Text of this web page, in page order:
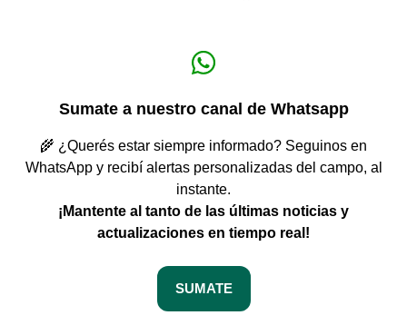
Sumate a nuestro canal de Whatsapp
🌾 ¿Querés estar siempre informado? Seguinos en
WhatsApp y recibí alertas personalizadas del campo, al
instante.
¡Mantente al tanto de las últimas noticias y
actualizaciones en tiempo real!
SUMATE